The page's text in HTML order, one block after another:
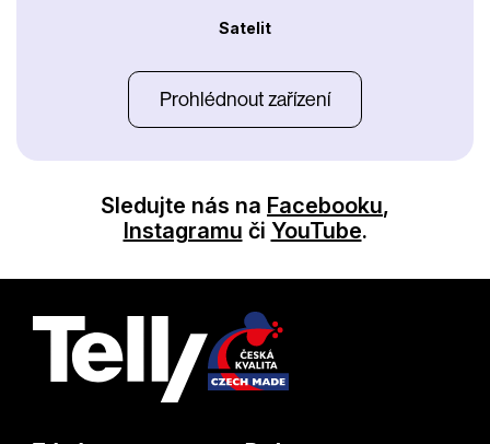
Satelit
Prohlédnout zařízení
Sledujte nás na Facebooku,
Instagramu či YouTube.